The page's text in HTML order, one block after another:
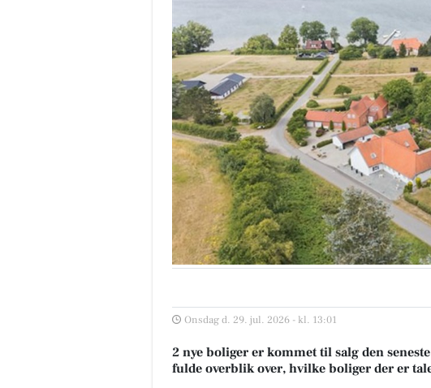
Onsdag d. 29. jul. 2026 - kl. 13:01
2 nye boliger er kommet til salg den
fulde overblik over, hvilke boliger der er